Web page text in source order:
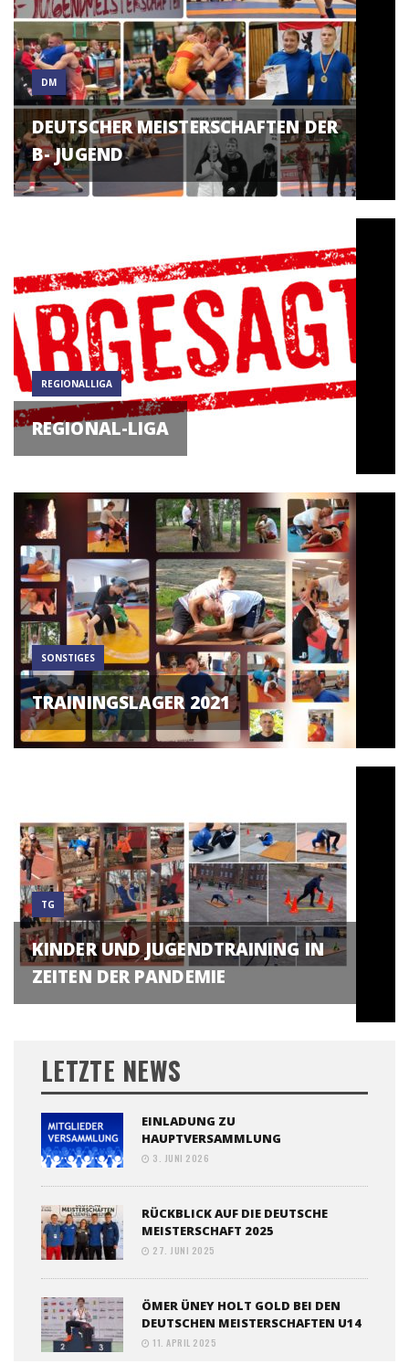
DM
DEUTSCHER MEISTERSCHAFTEN DER
B- JUGEND
REGIONALLIGA
REGIONAL-LIGA
SONSTIGES
TRAININGSLAGER 2021
TG
KINDER UND JUGENDTRAINING IN
ZEITEN DER PANDEMIE
LETZTE NEWS
EINLADUNG ZU
HAUPTVERSAMMLUNG
3. JUNI 2026
RÜCKBLICK AUF DIE DEUTSCHE
MEISTERSCHAFT 2025
27. JUNI 2025
ÖMER ÜNEY HOLT GOLD BEI DEN
DEUTSCHEN MEISTERSCHAFTEN U14
11. APRIL 2025